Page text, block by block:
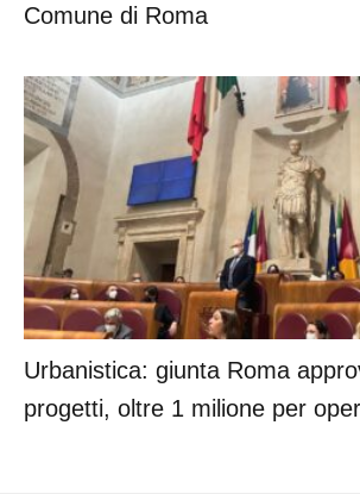
Comune di Roma
Urbanistica: giunta Roma
progetti, oltre 1 milione per